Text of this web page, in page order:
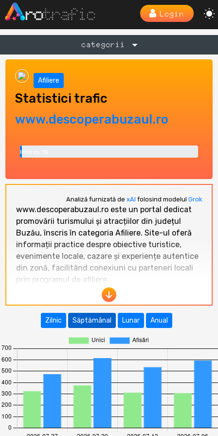
Login
categorii
Afiliere
Statistici trafic
www.descoperabuzaul.ro
Interes 1%
Analiză furnizată de xAI folosind modelul Grok
www.descoperabuzaul.ro este un portal dedicat
promovării turismului și atracțiilor din județul
Buzău, înscris în categoria Afiliere. Site-ul oferă
informații practice despre obiective turistice,
evenimente locale, cazare și experiențe autentice
din zonă, facilitând conexiuni cu parteneri locali
prin programul de afiliere.
În ultimele 12 luni, traficul pe
www.descoperabuzaul.roa înregistrat o
creștere semnificativă. De la 439 de vizitatori
vizitatori uniciși2352 afișări
Tendința generală este ascendentă, cu o creștere
constantă începând din februarie 2026,
culminând cu un maxim istoric în iulie 2026.
Perioada decembrie 2025 – februarie 2026 a
reprezentat punctul minim al traficului, urmat de
o redresare accelerată în lunile de primăvară și
vară.
Zilnic Săptămânal Lunar Anual